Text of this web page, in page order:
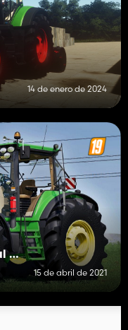
14 de enero de 2024
John Deere 8030 Serie Official V4
15 de abril de 2021